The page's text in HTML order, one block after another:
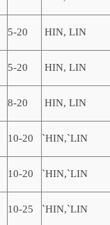
5-20 HIN, LIN
5-20 HIN, LIN
8-20 HIN, LIN
10-20 `HIN,`LIN
10-20 `HIN,`LIN
10-25 `HIN,`LIN